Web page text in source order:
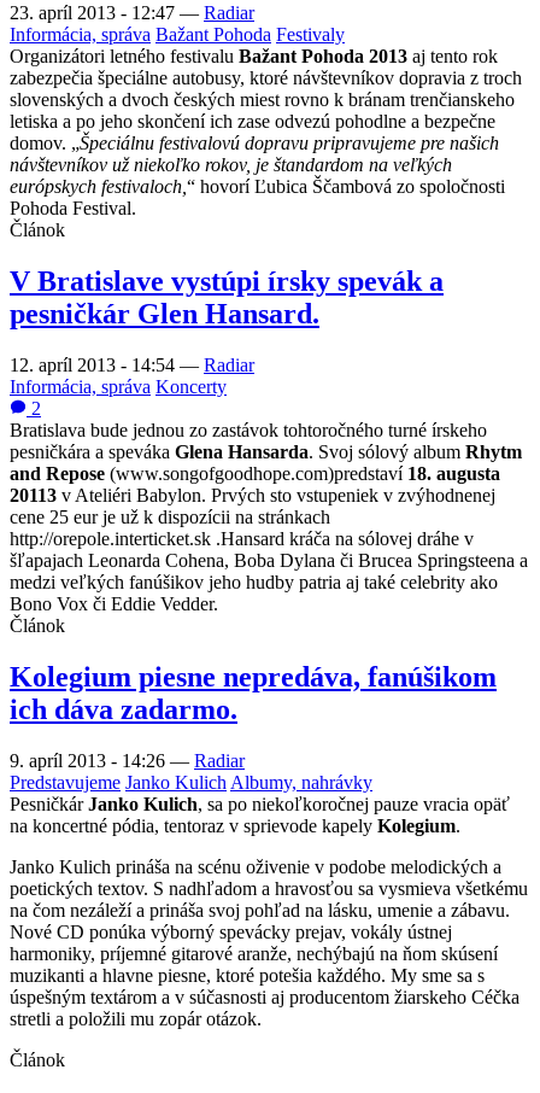
23. apríl 2013 - 12:47 — Radiar
Informácia, správa Bažant Pohoda Festivaly
Organizátori letného festivalu Bažant Pohoda 2013 aj tento rok
zabezpečia špeciálne autobusy, ktoré návštevníkov dopravia z troch
slovenských a dvoch českých miest rovno k bránam trenčianskeho
letiska a po jeho skončení ich zase odvezú pohodlne a bezpečne
domov. „Špeciálnu festivalovú dopravu pripravujeme pre našich
návštevníkov už niekoľko rokov, je štandardom na veľkých
európskych festivaloch, “ hovorí Ľubica Ščambová zo spoločnosti
Pohoda Festival.
Článok
V Bratislave vystúpi írsky spevák a
pesničkár Glen Hansard.
12. apríl 2013 - 14:54 — Radiar
Informácia, správa Koncerty
2
Bratislava bude jednou zo zastávok tohtoročného turné írskeho
pesničkára a speváka Glena Hansarda. Svoj sólový album Rhytm
and Repose (www.songofgoodhope.com)predstaví 18. augusta
20113 v Ateliéri Babylon. Prvých sto vstupeniek v zvýhodnenej
cene 25 eur je už k dispozícii na stránkach
http://orepole.interticket.sk .Hansard kráča na sólovej dráhe v
šľapajach Leonarda Cohena, Boba Dylana či Brucea Springsteena a
medzi veľkých fanúšikov jeho hudby patria aj také celebrity ako
Bono Vox či Eddie Vedder.
Článok
Kolegium piesne nepredáva, fanúšikom
ich dáva zadarmo.
9. apríl 2013 - 14:26 — Radiar
Predstavujeme Janko Kulich Albumy, nahrávky
PesničkárJanko Kulich, sa po niekoľkoročnej pauze vracia opäť
na koncertné pódia, tentoraz v sprievode kapely Kolegium.
Janko Kulich prináša na scénu oživenie v podobe melodických a
poetických textov. S nadhľadom a hravosťou sa vysmieva všetkému
na čom nezáleží a prináša svoj pohľad na lásku, umenie a zábavu.
Nové CD ponúka výborný spevácky prejav, vokály ústnej
harmoniky, príjemné gitarové aranže, nechýbajú na ňom skúsení
muzikanti a hlavne piesne, ktoré potešia každého. My sme sa s
úspešným textárom a v súčasnosti aj producentom žiarskeho Céčka
stretli a položili mu zopár otázok.
Článok